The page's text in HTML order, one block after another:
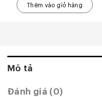
Thêm vào giỏ hàng
Mô tả
Đánh giá (0)